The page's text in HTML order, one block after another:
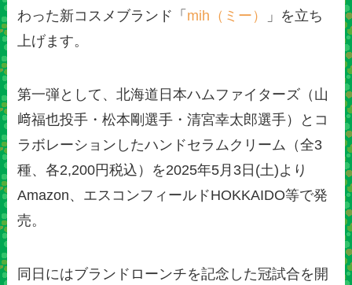
わった新コスメブランド「 mih（ミー）
」を立ち
上げます。
第一弾として、北海道日本ハムファイターズ（山
﨑福也投手・松本剛選手・清宮幸太郎選手）とコ
ラボレーションしたハンドセラムクリーム（全3
種、各2,200円税込）を2025年5月3日(土)より
Amazon、エスコンフィールドHOKKAIDO等で発
売。
同日にはブランドローンチを記念した冠試合を開